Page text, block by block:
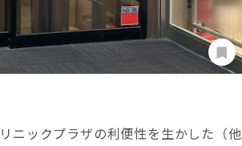
ニックプラザの利便性を生かした（他